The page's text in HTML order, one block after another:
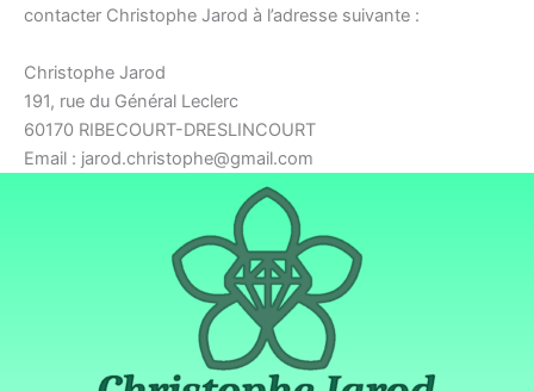
contacter Christophe Jarod à l’adresse suivante :
Christophe Jarod
191, rue du Général Leclerc
60170 RIBECOURT-DRESLINCOURT
Email : jarod.christophe@gmail.com